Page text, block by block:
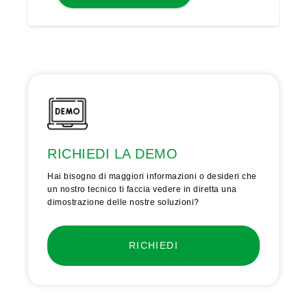
RICHIEDI LA DEMO
Hai bisogno di maggiori informazioni o desideri che
un nostro tecnico ti faccia vedere in diretta una
dimostrazione delle nostre soluzioni?
RICHIEDI